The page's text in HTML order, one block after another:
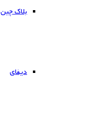
بلاک چین
دیفای